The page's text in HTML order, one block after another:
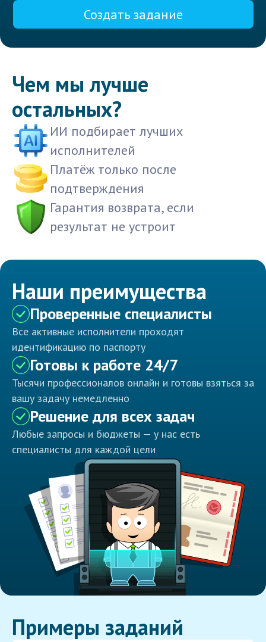
Создать задание
Чем мы лучше
остальных?
ИИ подбирает лучших
исполнителей
Платёж только после
подтверждения
Гарантия возврата, если
результат не устроит
Наши преимущества
Проверенные специалисты
Все активные исполнители проходят
идентификацию по паспорту
Готовы к работе 24/7
Тысячи профессионалов онлайн и готовы взяться за
вашу задачу немедленно
Решение для всех задач
Любые запросы и бюджеты — у нас есть
специалисты для каждой цели
Примеры заданий